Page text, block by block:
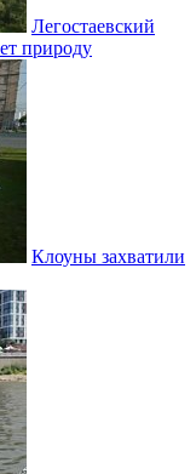
Легостаевский
природу
Клоуны захватили